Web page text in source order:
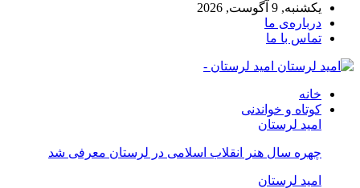
یکشنبه, 9 آگوست, 2026
درباره‌ی ما
تماس با ما
امید لرستان -
خانه
کوتاه و خواندنی
امید لرستان
چهره سال هنر انقلاب اسلامی در لرستان معرفی شد
امید لرستان